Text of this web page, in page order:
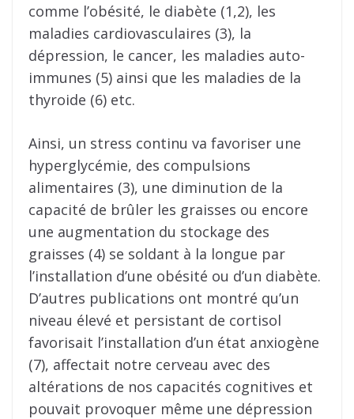
comme l’obésité, le diabète (1,2), les
maladies cardiovasculaires (3), la
dépression, le cancer, les maladies auto-
immunes (5) ainsi que les maladies de la
thyroide (6) etc.
Ainsi, un stress continu va favoriser une
hyperglycémie, des compulsions
alimentaires (3), une diminution de la
capacité de brûler les graisses ou encore
une augmentation du stockage des
graisses (4) se soldant à la longue par
l’installation d’une obésité ou d’un diabète.
D’autres publications ont montré qu’un
niveau élevé et persistant de cortisol
favorisait l’installation d’un état anxiogène
(7), affectait notre cerveau avec des
altérations de nos capacités cognitives et
pouvait provoquer même une dépression